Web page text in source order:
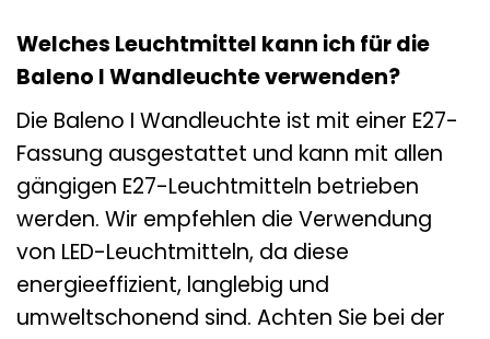
Welches Leuchtmittel kann ich für die
Baleno I Wandleuchte verwenden?
Die Baleno I Wandleuchte ist mit einer E27-
Fassung ausgestattet und kann mit allen
gängigen E27-Leuchtmitteln betrieben
werden. Wir empfehlen die Verwendung
von LED-Leuchtmitteln, da diese
energieeffizient, langlebig und
umweltschonend sind. Achten Sie bei der